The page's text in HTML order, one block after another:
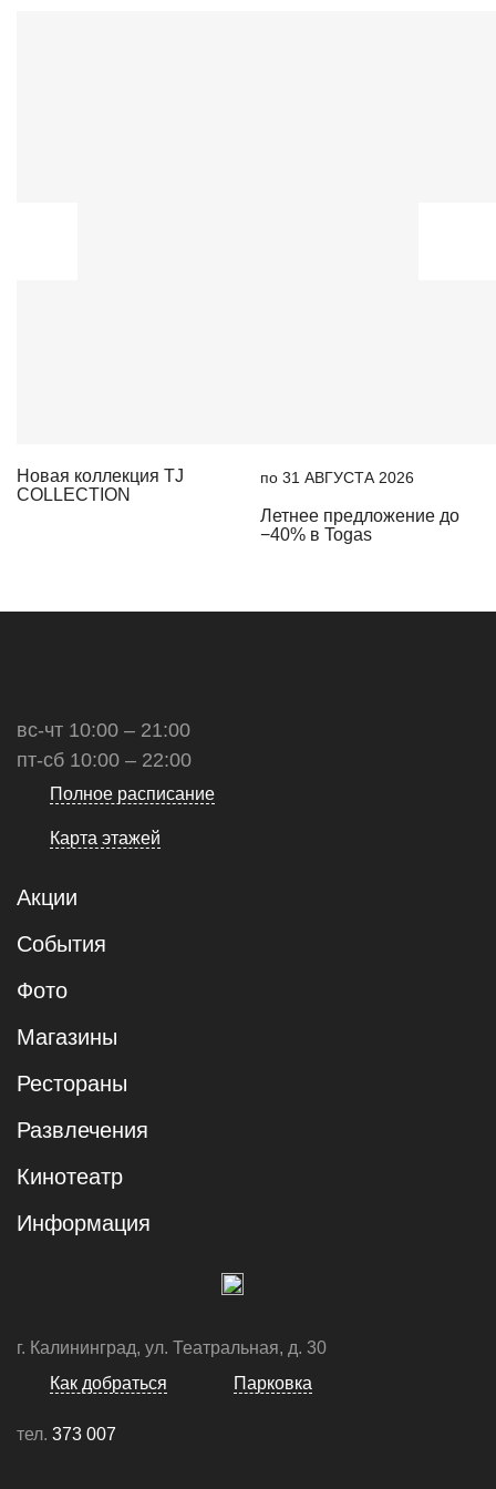
Новая коллекция TJ
COLLECTION
по 31 АВГУСТА 2026
Летнее предложение до
−40% в Togas
вс-чт 10:00 – 21:00
пт-сб 10:00 – 22:00
Полное расписание
Карта этажей
Акции
События
Фото
Магазины
Рестораны
Развлечения
Кинотеатр
Информация
г. Калининград, ул. Театральная, д. 30
Как добраться
Парковка
тел. 373 007